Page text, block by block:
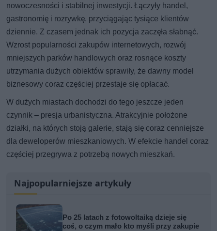
nowoczesności i stabilnej inwestycji. Łączyły handel,
gastronomię i rozrywkę, przyciągając tysiące klientów
dziennie. Z czasem jednak ich pozycja zaczęła słabnąć.
Wzrost popularności zakupów internetowych, rozwój
mniejszych parków handlowych oraz rosnące koszty
utrzymania dużych obiektów sprawiły, że dawny model
biznesowy coraz częściej przestaje się opłacać.
W dużych miastach dochodzi do tego jeszcze jeden
czynnik – presja urbanistyczna. Atrakcyjnie położone
działki, na których stoją galerie, stają się coraz cenniejsze
dla deweloperów mieszkaniowych. W efekcie handel coraz
częściej przegrywa z potrzebą nowych mieszkań.
Najpopularniejsze artykuły
Po 25 latach z fotowoltaiką dzieje się
coś, o czym mało kto myśli przy zakupie